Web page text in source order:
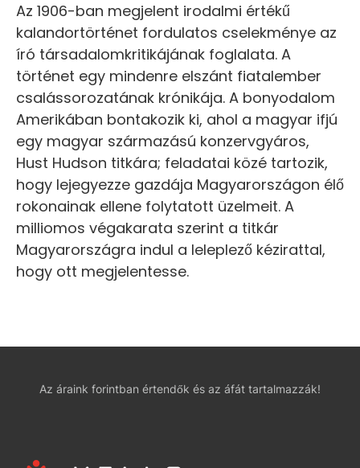
Az 1906-ban megjelent irodalmi értékű
kalandortörténet fordulatos cselekménye az
író társadalomkritikájának foglalata. A
történet egy mindenre elszánt fiatalember
csalássorozatának krónikája. A bonyodalom
Amerikában bontakozik ki, ahol a magyar ifjú
egy magyar származású konzervgyáros,
Hust Hudson titkára; feladatai közé tartozik,
hogy lejegyezze gazdája Magyarországon élő
rokonainak ellene folytatott üzelmeit. A
milliomos végakarata szerint a titkár
Magyarországra indul a leleplező kézirattal,
hogy ott megjelentesse.
Az áraink forintban értendők és az áfát tartalmazzák!